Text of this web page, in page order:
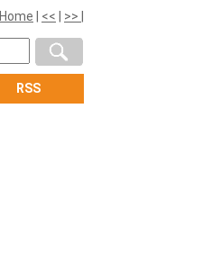
Home << >>
RSS